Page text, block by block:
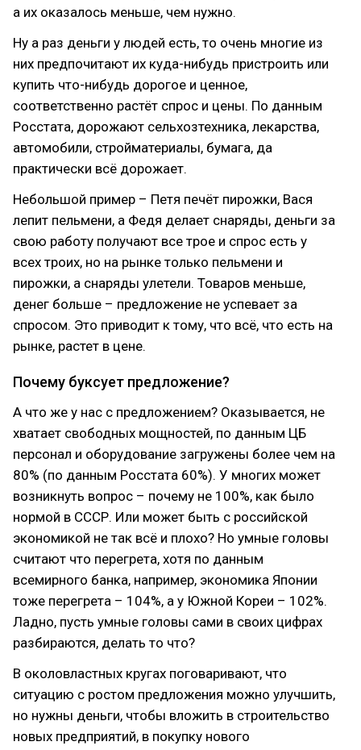
а их оказалось меньше, чем нужно.
Ну а раз деньги у людей есть, то очень многие из
них предпочитают их куда-нибудь пристроить или
купить что-нибудь дорогое и ценное,
соответственно растёт спрос и цены. По данным
Росстата, дорожают сельхозтехника, лекарства,
автомобили, стройматериалы, бумага, да
практически всё дорожает.
Небольшой пример – Петя печёт пирожки, Вася
лепит пельмени, а Федя делает снаряды, деньги за
свою работу получают все трое и спрос есть у
всех троих, но на рынке только пельмени и
пирожки, а снаряды улетели. Товаров меньше,
денег больше – предложение не успевает за
спросом. Это приводит к тому, что всё, что есть на
рынке, растет в цене.
Почему буксует предложение?
А что же у нас с предложением? Оказывается, не
хватает свободных мощностей, по данным ЦБ
персонал и оборудование загружены более чем на
80% (по данным Росстата 60%). У многих может
возникнуть вопрос – почему не 100%, как было
нормой в СССР. Или может быть с российской
экономикой не так всё и плохо? Но умные головы
считают что перегрета, хотя по данным
всемирного банка, например, экономика Японии
тоже перегрета – 104%, а у Южной Кореи – 102%.
Ладно, пусть умные головы сами в своих цифрах
разбираются, делать то что?
В околовластных кругах поговаривают, что
ситуацию с ростом предложения можно улучшить,
но нужны деньги, чтобы вложить в строительство
новых предприятий, в покупку нового